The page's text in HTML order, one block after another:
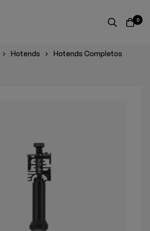
0
Hotends
Hotends Completos